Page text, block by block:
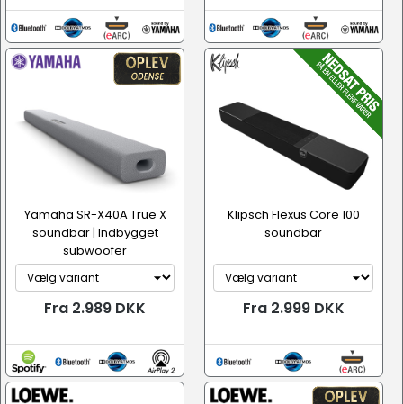
Yamaha SR-X40A True X
soundbar | Indbygget
subwoofer
Fra 2.989 DKK
Klipsch Flexus Core 100
soundbar
Fra 2.999 DKK